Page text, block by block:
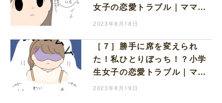
女子の恋愛トラブル｜ママ広
場マンガ
2023年8月18日
［７］勝手に席を変えられ
た！私ひとりぼっち！？小学
生女子の恋愛トラブル｜ママ
広場マンガ
2023年8月19日